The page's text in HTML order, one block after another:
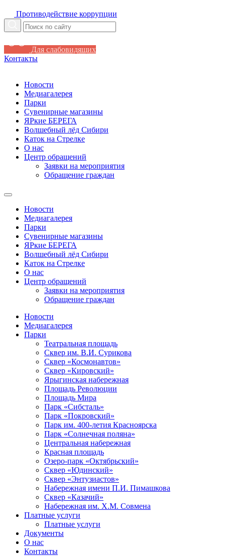
Противодействие коррупции
Для слабовидящих
Контакты
Новости
Медиагалерея
Парки
Сувенирные магазины
ЯРкие БЕРЕГА
Волшебный лёд Сибири
Каток на Стрелке
О нас
Центр обращений
Заявки на мероприятия
Обращение граждан
Новости
Медиагалерея
Парки
Сувенирные магазины
ЯРкие БЕРЕГА
Волшебный лёд Сибири
Каток на Стрелке
О нас
Центр обращений
Заявки на мероприятия
Обращение граждан
Новости
Медиагалерея
Парки
Театральная площадь
Сквер им. В.И. Сурикова
Сквер «Космонавтов»
Сквер «Кировский»
Ярыгинская набережная
Площадь Революции
Площадь Мира
Парк «Сибсталь»
Парк «Покровский»
Парк им. 400-летия Красноярска
Парк «Солнечная поляна»
Центральная набережная
Красная площадь
Озеро-парк «Октябрьский»
Сквер «Юдинский»
Сквер «Энтузиастов»
Набережная имени П.И. Пимашкова
Сквер «Казачий»
Набережная им. Х.М. Совмена
Платные услуги
Платные услуги
Документы
О нас
Контакты